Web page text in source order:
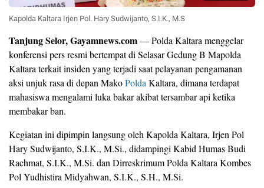
Kapolda Kaltara Irjen Pol. Hary Sudwijanto, S.I.K., M.S
Tanjung Selor, Gayamnews.com— Polda Kaltara menggelar
konferensi pers resmi bertempat di Selasar Gedung B Mapolda
Kaltara terkait insiden yang terjadi saat pelayanan pengamanan
aksi unjuk rasa di depan MakoPolda Kaltara, dimana terdapat
mahasiswa mengalami luka bakar akibat tersambar api ketika
membakar ban.
Kegiatan ini dipimpin langsung oleh Kapolda Kaltara, Irjen Pol
Hary Sudwijanto, S.I.K., M.Si., didampingi Kabid Humas Budi
Rachmat, S.I.K., M.Si. dan Dirreskrimum Polda Kaltara Kombes
Pol Yudhistira Midyahwan, S.I.K., S.H., M.Si.